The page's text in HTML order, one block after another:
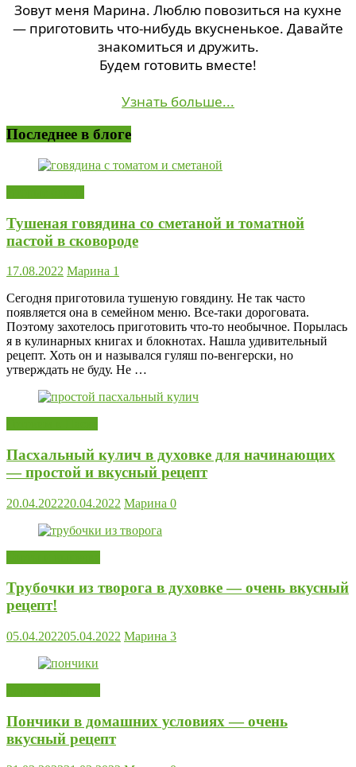
Зовут меня Марина. Люблю повозиться на кухне
— приготовить что-нибудь вкусненькое. Давайте
знакомиться и дружить.
Будем готовить вместе!
Узнать больше...
Последнее в блоге
Тушеная говядина со сметаной и томатной
пастой в сковороде
17.08.2022 Марина 1
Сегодня приготовила тушеную говядину. Не так часто
появляется она в семейном меню. Все-таки дороговата.
Поэтому захотелось приготовить что-то необычное. Порылась
я в кулинарных книгах и блокнотах. Нашла удивительный
рецепт. Хоть он и назывался гуляш по-венгерски, но
утверждать не буду. Не …
Пасхальный кулич в духовке для начинающих
— простой и вкусный рецепт
20.04.202220.04.2022 Марина 0
Трубочки из творога в духовке — очень вкусный
рецепт!
05.04.202205.04.2022 Марина 3
Пончики в домашних условиях — очень
вкусный рецепт